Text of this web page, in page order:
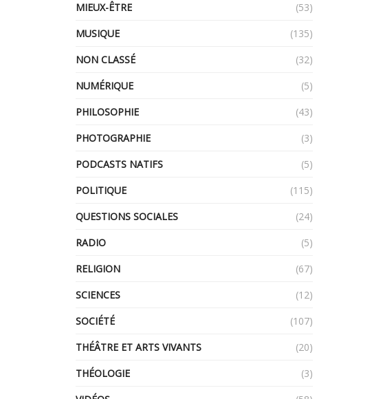
MIEUX-ÊTRE
(53)
MUSIQUE
(135)
NON CLASSÉ
(32)
NUMÉRIQUE
(5)
PHILOSOPHIE
(43)
PHOTOGRAPHIE
(3)
PODCASTS NATIFS
(5)
POLITIQUE
(115)
QUESTIONS SOCIALES
(24)
RADIO
(5)
RELIGION
(67)
SCIENCES
(12)
SOCIÉTÉ
(107)
THÉÂTRE ET ARTS VIVANTS
(20)
THÉOLOGIE
(3)